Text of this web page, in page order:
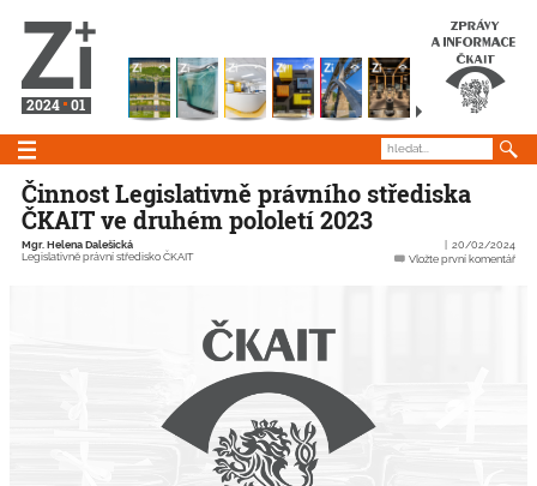
2024 01
Činnost Legislativně právního střediska
ČKAIT ve druhém pololetí 2023
Mgr. Helena Dalešická
Legislativně právní středisko ČKAIT
20/02/2024
Vložte první komentář